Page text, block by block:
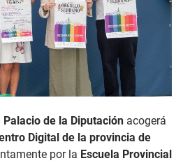
Palacio de la Diputación acogerá
Digital de la provincia de
por la Escuela Provincial